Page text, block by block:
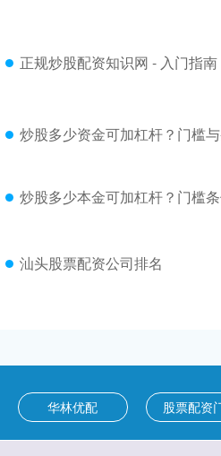
正规炒股配资知识网 - 入门指南
炒股多少资金可加杠杆？门槛
炒股多少本金可加杠杆？门槛
汕头股票配资公司排名
华林优配 股票配资